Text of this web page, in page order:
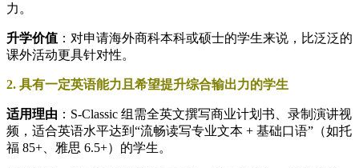
力。
升学价值 ：对申请海外商科本科或硕士的学生来说，比泛泛的
课外活动更具针对性。
2. 具有一定英语能力且希望提升综合输出力的学生
适用理由 ：S-Classic 组需全英文撰写商业计划书、录制演讲视
频，适合英语水平达到“流畅读写专业文本 + 基础口语”（如托
福 85+、雅思 6.5+）的学生。